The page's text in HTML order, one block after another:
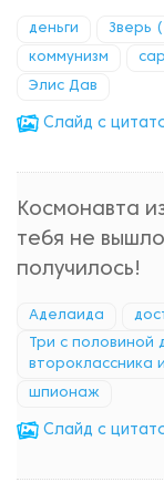
деньги Зверь
коммунизм
Элис Дав
Cлайд с
Космонавта
тебя не
получилось!
Аделаида
Три с
второклассника
шпионаж
Cлайд с